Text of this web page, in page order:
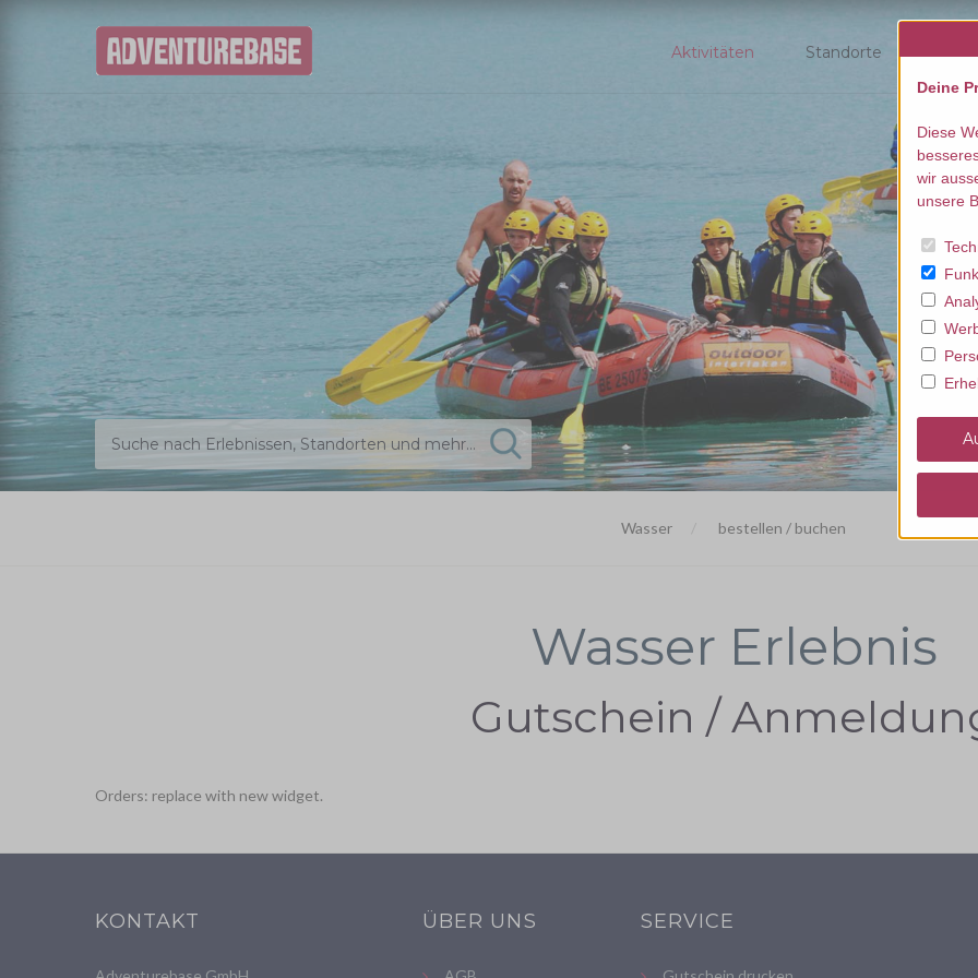
Aktivitäten Standorte
Suche nach Erlebnissen, Standorten und mehr...
Wasser bestellen / buchen
Wasser Erlebnis
Gutschein /
Orders: replace with new widget.
KONTAKT ÜBER UNS SERVICE
Deine
Diese
wir
unsere